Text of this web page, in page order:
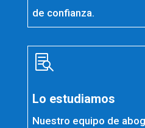
de confianza.

Lo estudiamos
Nuestro equipo de